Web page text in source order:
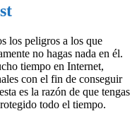
los peligros a los que
no hagas nada en él.
tiempo en Internet,
con el fin de conseguir
es la razón de que tengas
todo el tiempo.